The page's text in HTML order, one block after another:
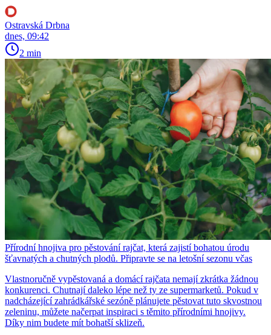
Ostravská Drbna
dnes, 09:42
2 min
Přírodní hnojiva pro pěstování rajčat, která zajistí bohatou úrodu
šťavnatých a chutných plodů. Připravte se na letošní sezonu včas
Vlastnoručně vypěstovaná a domácí rajčata nemají zkrátka žádnou
konkurenci. Chutnají daleko lépe než ty ze supermarketů. Pokud v
nadcházející zahrádkářské sezóně plánujete pěstovat tuto skvostnou
zeleninu, můžete načerpat inspiraci s těmito přírodními hnojivy.
Díky nim budete mít bohatší sklizeň.